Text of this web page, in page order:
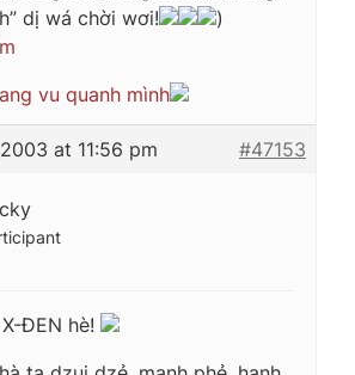
dị wá chời wơi!
)
vu quanh mình
at 11:56 pm #47153
ĐEN hè!